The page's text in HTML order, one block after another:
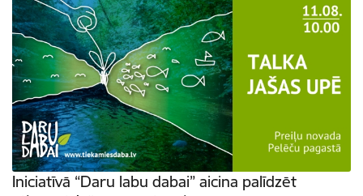
Iniciatīvā “Daru labu dabai” aicina palīdzēt